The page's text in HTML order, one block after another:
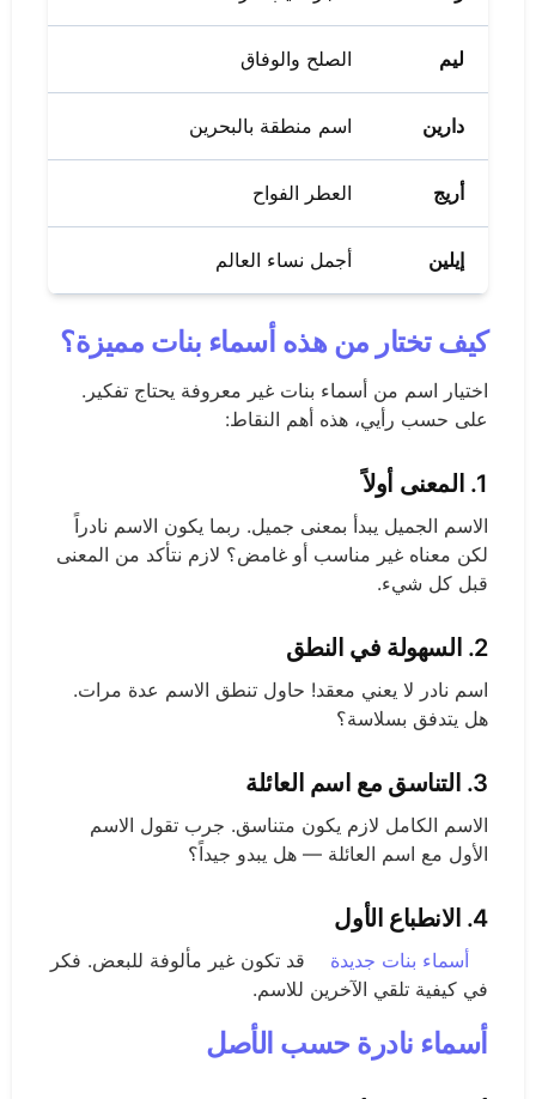
ليم الصلح والوفاق
دارين اسم منطقة بالبحرين
أريج العطر الفواح
إيلين أجمل نساء العالم
كيف تختار من هذه أسماء بنات مميزة؟
اختيار اسم من أسماء بنات غير معروفة يحتاج تفكير.
على حسب رأيي، هذه أهم النقاط:
1. المعنى أولاً
الاسم الجميل يبدأ بمعنى جميل. ربما يكون الاسم نادراً
لكن معناه غير مناسب أو غامض؟ لازم نتأكد من المعنى
قبل كل شيء.
2. السهولة في النطق
اسم نادر لا يعني معقد! حاول تنطق الاسم عدة مرات.
هل يتدفق بسلاسة؟
3. التناسق مع اسم العائلة
الاسم الكامل لازم يكون متناسق. جرب تقول الاسم
الأول مع اسم العائلة — هل يبدو جيداً؟
4. الانطباع الأول
أسماء بنات جديدة
قد تكون غير مألوفة للبعض. فكر
في كيفية تلقي الآخرين للاسم.
أسماء نادرة حسب الأصل